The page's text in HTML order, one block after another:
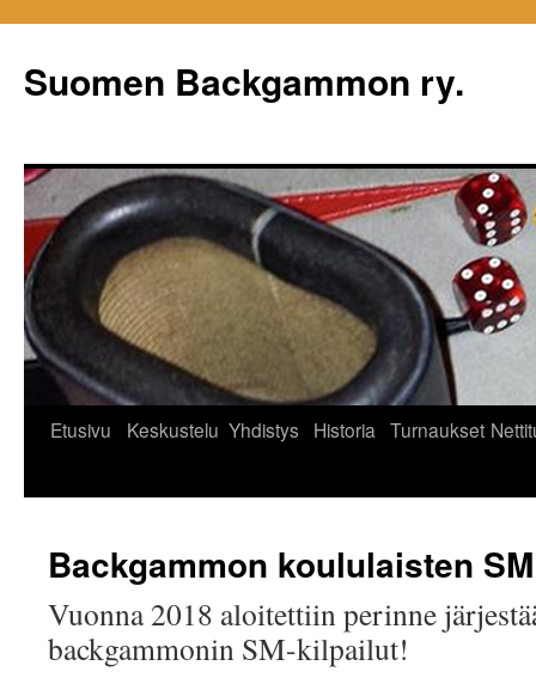
Suomen Backgammon ry.
Etusivu Keskustelu Yhdistys Historia Turnaukset
Backgammon koululaisten
Vuonna 2018 aloitettiin perinne
backgammonin SM-kilpailut!